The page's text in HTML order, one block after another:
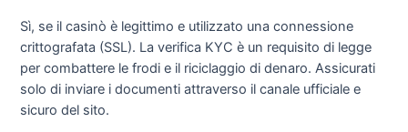
Sì, se il casinò è legittimo e utilizzato una connessione
crittografata (SSL). La verifica KYC è un requisito di legge
per combattere le frodi e il riciclaggio di denaro. Assicurati
solo di inviare i documenti attraverso il canale ufficiale e
sicuro del sito.